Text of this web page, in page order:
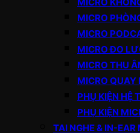
MICRO
MICRO
MICRO ĐO
MICRO THU
MICRO QUAY
PHỤ KIỆN HỆ
PHỤ KIỆN
TAI NGHE & IN-EAR